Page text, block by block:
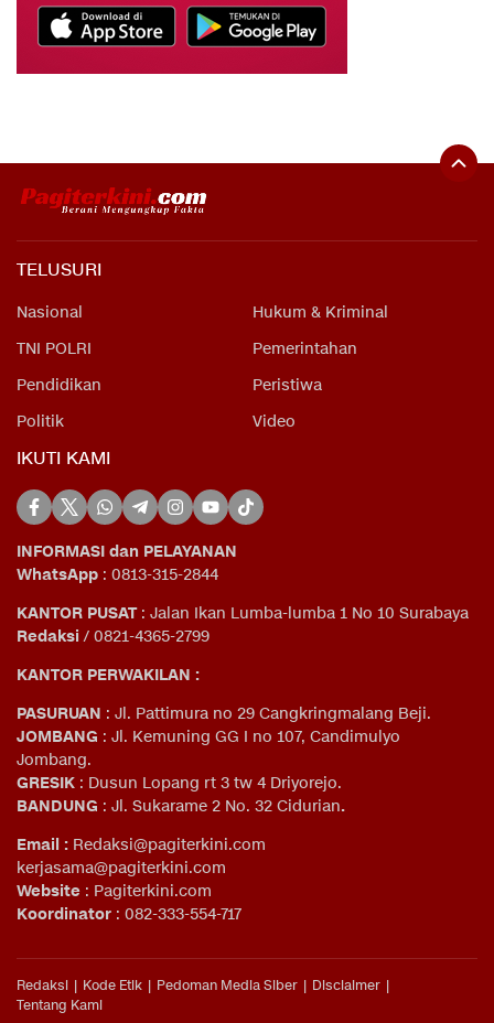
TELUSURI
Nasional
Hukum & Kriminal
TNI POLRI
Pemerintahan
Pendidikan
Peristiwa
Politik
Video
IKUTI KAMI
INFORMASI dan PELAYANAN
WhatsApp : 0813-315-2844
KANTOR PUSAT: Jalan Ikan Lumba-lumba 1 No 10 Surabaya
Redaksi / 0821-4365-2799
KANTOR PERWAKILAN :
PASURUAN : Jl. Pattimura no 29 Cangkringmalang Beji.
JOMBANG : Jl. Kemuning GG I no 107, Candimulyo
Jombang.
GRESIK : Dusun Lopang rt 3 tw 4 Driyorejo.
BANDUNG : Jl. Sukarame 2 No. 32 Cidurian.
Email : Redaksi@pagiterkini.com
kerjasama@pagiterkini.com
Website : Pagiterkini.com
Koordinator : 082-333-554-717
Redaksi Kode Etik Pedoman Media Siber
Disclaimer
Tentang Kami